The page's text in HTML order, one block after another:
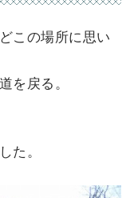
この場所に思い
を戻る。
た。